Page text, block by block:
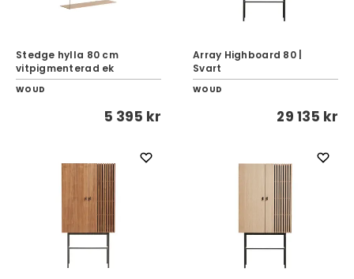
Stedge hylla 80 cm
vitpigmenterad ek
WOUD
5 395 kr
Array Highboard 80 |
Svart
WOUD
29 135 kr